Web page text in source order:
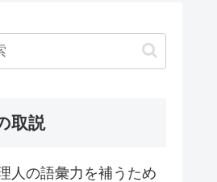
取説
人の語彙力を補うため